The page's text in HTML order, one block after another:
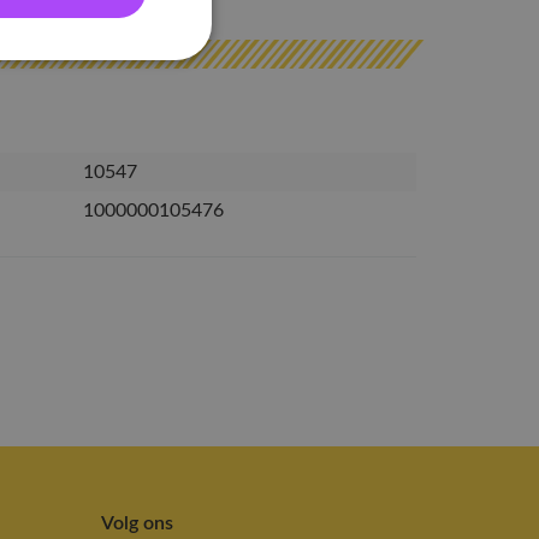
10547
1000000105476
Volg ons